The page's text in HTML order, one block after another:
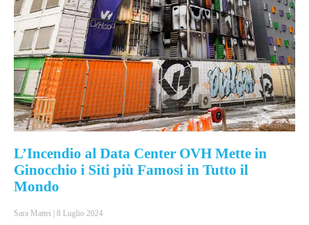
L’Incendio al Data Center OVH Mette in
Ginocchio i Siti più Famosi in Tutto il
Mondo
Sara Mattei 8 Luglio 2024